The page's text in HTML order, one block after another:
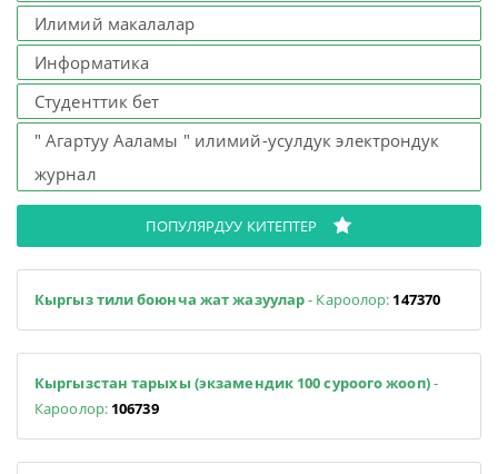
Илимий макалалар
Информатика
Студенттик бет
" Агартуу Ааламы " илимий-усулдук электрондук
журнал
ПОПУЛЯРДУУ КИТЕПТЕР
Кыргыз тили боюнча жат жазуулар- Кароолор: 147370
Кыргызстан тарыхы (экзамендик 100 суроого жооп)-
Кароолор: 106739